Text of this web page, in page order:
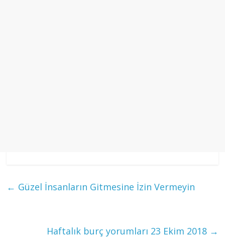
← Güzel İnsanların Gitmesine İzin Vermeyin
Haftalık burç yorumları 23 Ekim 2018 →